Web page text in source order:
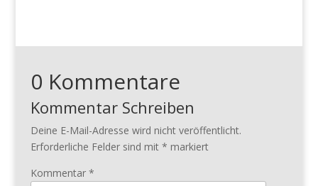
0 Kommentare
Kommentar Schreiben
Deine E-Mail-Adresse wird nicht veröffentlicht.
Erforderliche Felder sind mit * markiert
Kommentar *